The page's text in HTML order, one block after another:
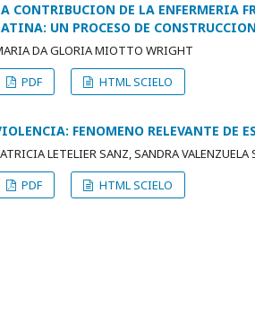
CONTRIBUCION DE LA ENFERMERIA
UN PROCESO DE CONSTRUCCION
DA GLORIA MIOTTO WRIGHT
PDF
HTML SCIELO
FENOMENO RELEVANTE DE
LETELIER SANZ, SANDRA VALENZUELA
PDF
HTML SCIELO